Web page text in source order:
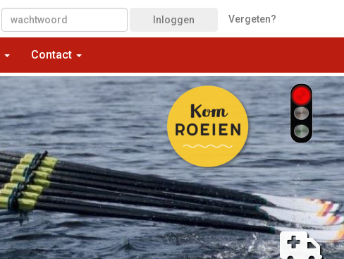
Inloggen Vergeten?
Contact